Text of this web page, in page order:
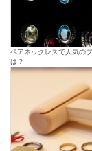
ペアネックレスで人気の
は？